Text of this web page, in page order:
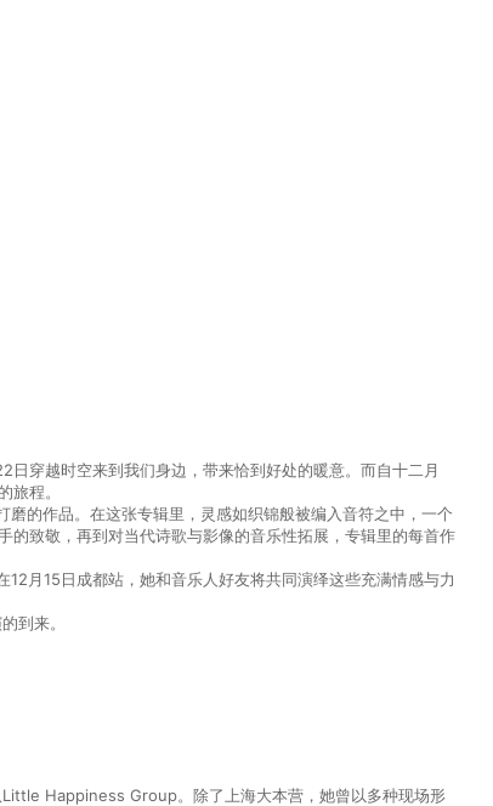
穿越时空来到我们身边，带来恰到好处的暖意。而自十二月
旅程。
的作品。在这张专辑里，灵感如织锦般被编入音符之中，一个
致敬，再到对当代诗歌与影像的音乐性拓展，专辑里的每首作
月15日成都站，她和音乐人好友将共同演绎这些充满情感与力
到来。
Happiness Group。除了上海大本营，她曾以多种现场形